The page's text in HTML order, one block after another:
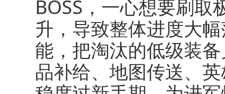
BOSS，一心想要刷
升，导致整体进度大
能，把淘汰的低级装
品补给、地图传送、